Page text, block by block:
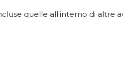
quelle all'interno di altre